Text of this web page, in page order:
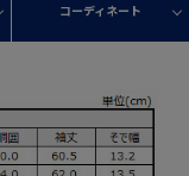
コーディネート